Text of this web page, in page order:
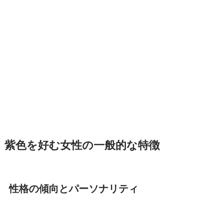
紫色を好む女性の一般的な特徴
性格の傾向とパーソナリティ